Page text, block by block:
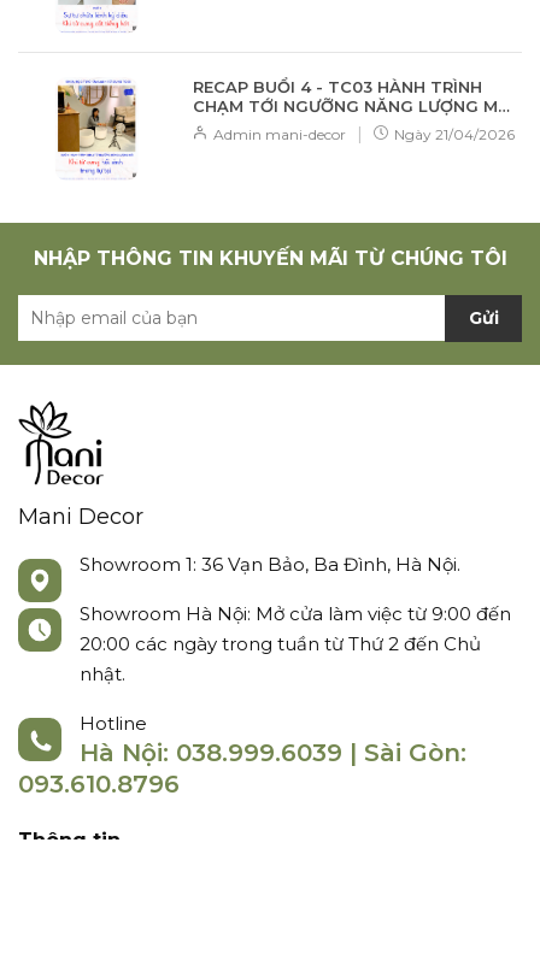
RECAP BUỔI 4 - TC03 HÀNH TRÌNH
CHẠM TỚI NGƯỠNG NĂNG LƯỢNG MỚI:
KHI TỬ CUNG HỒI SINH TRONG TỰ TẠI
Admin mani-decor | Ngày 21/04/2026
NHẬP THÔNG TIN KHUYẾN MÃI TỪ CHÚNG TÔI
Gửi
Mani Decor
Showroom 1: 36 Vạn Bảo, Ba Đình, Hà Nội.
Showroom Hà Nội: Mở cửa làm việc từ 9:00 đến
20:00 các ngày trong tuần từ Thứ 2 đến Chủ
nhật.
Hotline
Hà Nội: 038.999.6039 | Sài Gòn:
093.610.8796
Thông tin